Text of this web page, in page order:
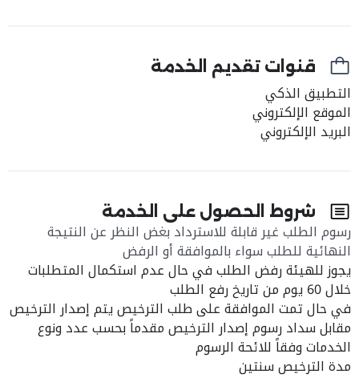
قنوات تقديم الخدمة
التطبيق الذكي
الموقع الإلكتروني
البريد الإلكتروني
شروط الحصول على الخدمة
رسوم الطلب غير قابلة للاسترداد بغض النظر عن النتيجة
النهائية للطلب سواء بالموافقة أو الرفض
يجوز للهيئة رفض الطلب في حال عدم استكمال المتطلبات
خلال 60 يوم من تاريخ رفع الطلب
في حال تمت الموافقة على طلب الترخيص يتم إصدار الترخيص
مقابل سداد رسوم إصدار الترخيص مقدماً بحسب عدد ونوع
الخدمات وفقاً للائحة الرسوم
مدة الترخيص سنتين